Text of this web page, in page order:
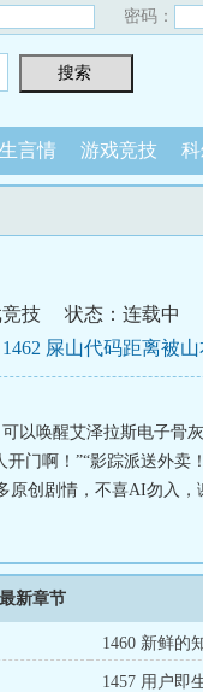
密码：
言情 游戏竞技
技
状态：连载中
1462 屎山代码距离被
？：？？：？？
以唤醒艾泽拉斯电子骨
门啊！”“影踪派送外卖
原创剧情，不喜AI勿入，
新章节
1460 新鲜的
1457 用户即